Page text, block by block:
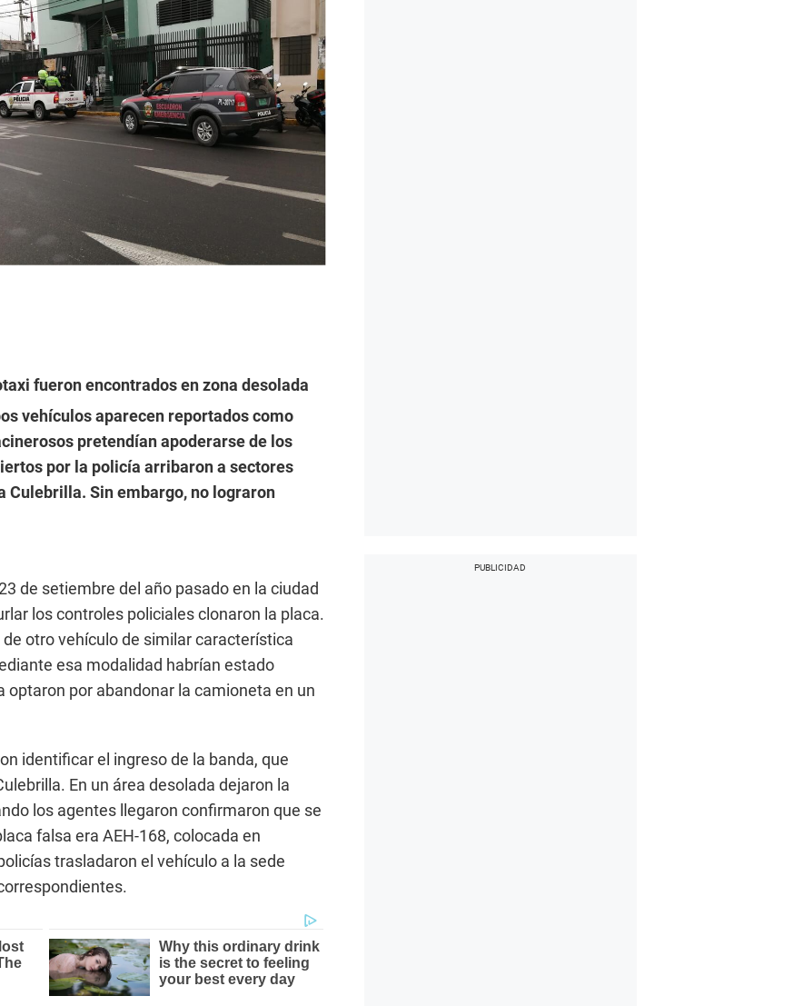
fueron encontrados en zona desolada
vehículos aparecen reportados como
pretendían apoderarse de los
por la policía arribaron a sectores
Culebrilla. Sin embargo, no lograron
de setiembre del año pasado en la ciudad
los controles policiales clonaron la placa.
otro vehículo de similar característica
esa modalidad habrían estado
optaron por abandonar la camioneta en un
identificar el ingreso de la banda, que
En un área desolada dejaron la
los agentes llegaron confirmaron que se
falsa era AEH-168, colocada en
trasladaron el vehículo a la sede